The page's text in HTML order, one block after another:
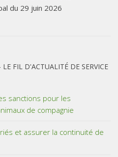
du 29 juin 2026
FIL D'ACTUALITÉ DE SERVICE
sanctions pour les
de compagnie
et assurer la continuité de